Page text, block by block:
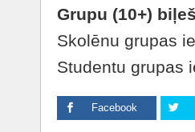
Grupu (10+)
Skolēnu grupas
Studentu grupas
Facebook